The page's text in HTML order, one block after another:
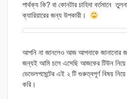
পার্থক্য কি? বা কোনটার চাহিদা বর্তমানে
ক্যারিয়ারের জন্য উপকারী।
আপনি না জানলেও আজ আপনাকে জানানোর
জন্যই আমি চলে এসেছি আজকের টিউন
ডেভেলপমেন্টের এই ২ টি গুরুত্বপূর্ণ বিষয়
করি।